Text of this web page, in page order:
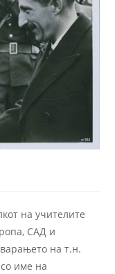
на учителите
САД и
на т.н.
име на